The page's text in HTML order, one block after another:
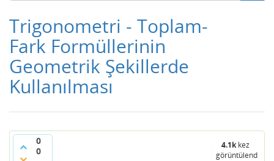
Trigonometri - Toplam-
Fark Formüllerinin
Geometrik Şekillerde
Kullanılması
0
0
4.1kkez
görüntülendi